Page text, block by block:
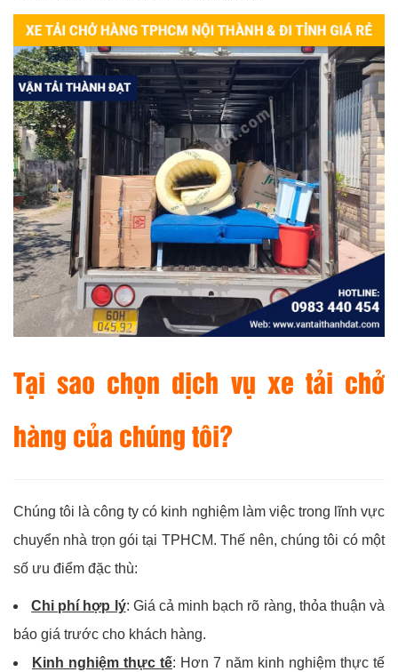
Tại sao chọn dịch vụ xe tải chở
hàng của chúng tôi?
Chúng tôi là công ty có kinh nghiệm làm việc trong lĩnh vực
chuyển nhà trọn gói tại TPHCM. Thế nên, chúng tôi có một
số ưu điểm đặc thù:
Chi phí hợp lý: Giá cả minh bạch rõ ràng, thỏa thuận và
báo giá trước cho khách hàng.
Kinh nghiệm thực tế: Hơn 7 năm kinh nghiệm thực tế